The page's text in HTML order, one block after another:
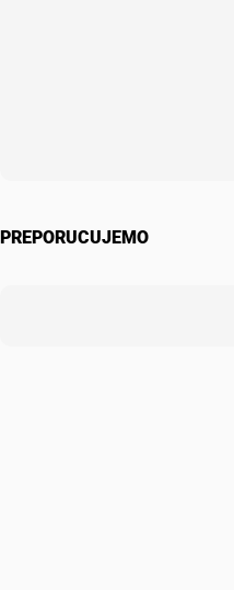
PREPORUCUJEMO